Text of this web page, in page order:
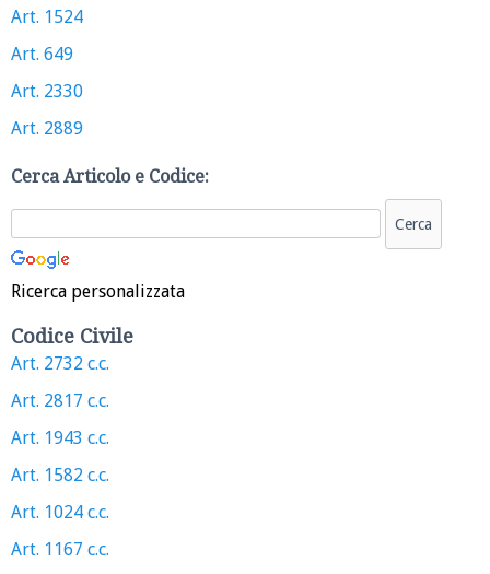
Art. 1524
Art. 649
Art. 2330
Art. 2889
Cerca Articolo e Codice:
Ricerca personalizzata
Codice Civile
Art. 2732 c.c.
Art. 2817 c.c.
Art. 1943 c.c.
Art. 1582 c.c.
Art. 1024 c.c.
Art. 1167 c.c.